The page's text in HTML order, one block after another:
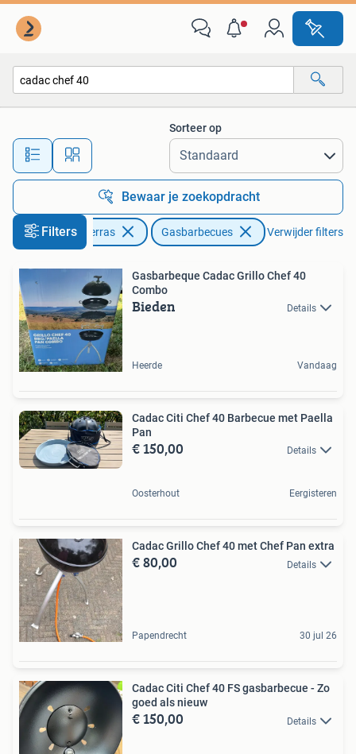
Alle afstanden…
Sorteer op
Bewaar je zoekopdracht
Filters
Tuin en Terras Gasbarbecues Verwijder filters
Gasbarbeque Cadac Grillo Chef 40
Combo
Bieden Details
Heerde Vandaag
Cadac Citi Chef 40 Barbecue met Paella
Pan
€ 150,00 Details
Oosterhout Eergisteren
Cadac Grillo Chef 40 met Chef Pan extra
€ 80,00 Details
Papendrecht 30 jul 26
Cadac Citi Chef 40 FS gasbarbecue - Zo
goed als nieuw
€ 150,00 Details